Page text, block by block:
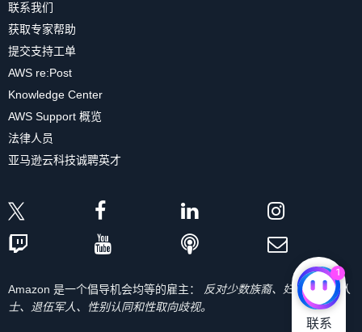
联系我们
获取专家帮助
提交支持工单
AWS re:Post
Knowledge Center
AWS Support 概览
法律人员
亚马逊云科技诚聘英才
Amazon 是一个倡导机会均等的雇主：
反对少数族裔、妇女、残疾人
士、退伍军人、性别认同和性取向歧视。
1
联系